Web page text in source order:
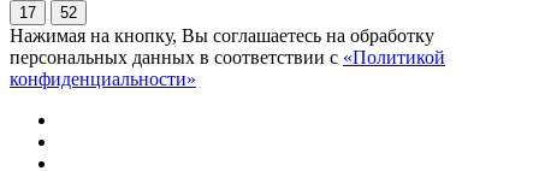
17 52
Нажимая на кнопку, Вы соглашаетесь на обработку
персональных данных в соответствии с «Политикой
конфиденциальности»